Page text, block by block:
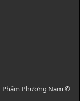
Phẩm Phương Nam ©